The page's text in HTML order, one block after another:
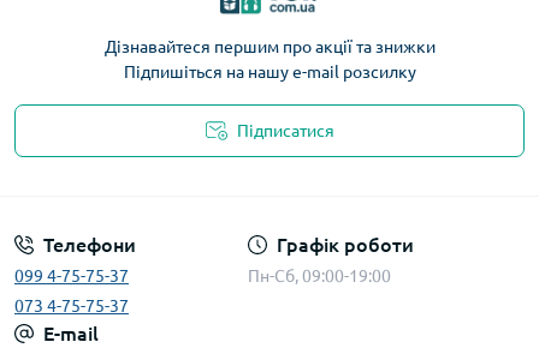
Дізнавайтеся першим про акції та знижки
Підпишіться на нашу e-mail розсилку
Підписатися
Телефони
099 4-75-75-37
073 4-75-75-37
Графік роботи
Пн-Сб, 09:00-19:00
E-mail